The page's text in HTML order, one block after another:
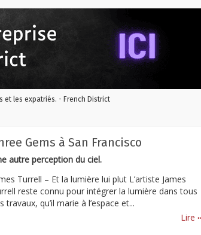
et les expatriés. - French District
Gems à San Francisco
autre perception du ciel.
Turrell – Et la lumière lui plut L’artiste James
reste connu pour intégrer la lumière dans tous
travaux, qu’il marie à l’espace et...
Lire